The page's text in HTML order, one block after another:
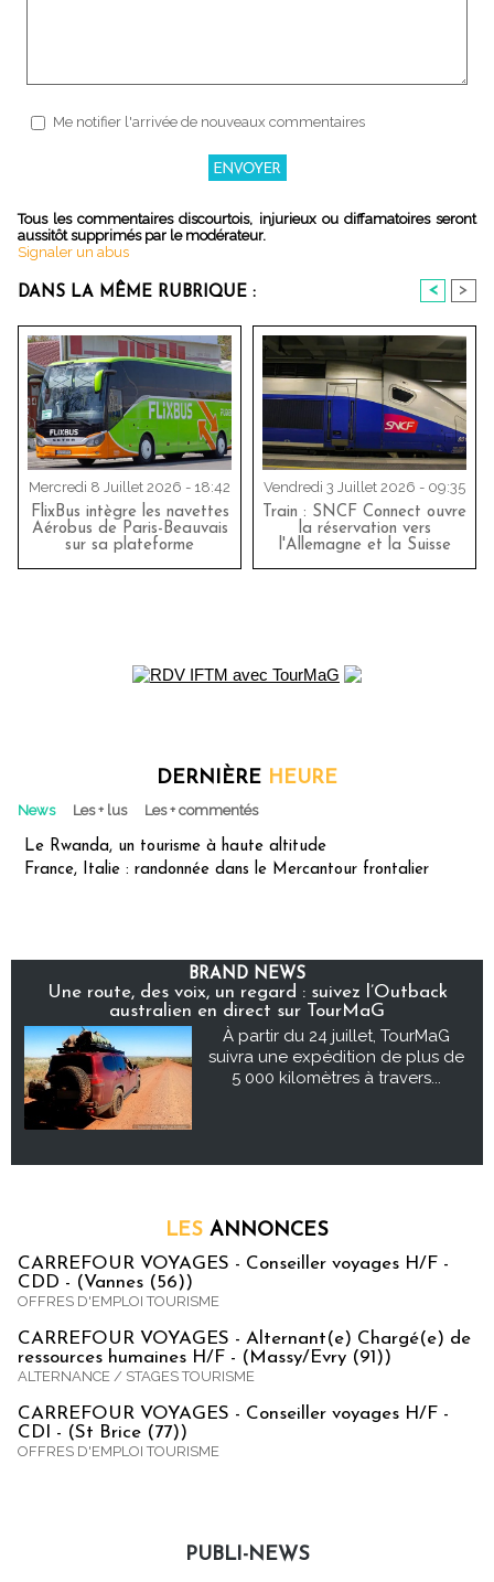
Me notifier l'arrivée de nouveaux commentaires
Tous les commentaires discourtois, injurieux ou diffamatoires seront
aussitôt supprimés par le modérateur.
Signaler un abus
DANS LA MÊME RUBRIQUE : < >
Mercredi 8 Juillet 2026 - 18:42
FlixBus intègre les navettes
Aérobus de Paris-Beauvais
sur sa plateforme
Vendredi 3 Juillet 2026 - 09:35
Train : SNCF Connect ouvre
la réservation vers
l'Allemagne et la Suisse
DERNIÈRE HEURE
News Les + lus Les + commentés
Le Rwanda, un tourisme à haute altitude
France, Italie : randonnée dans le Mercantour frontalier
BRAND NEWS
Une route, des voix, un regard : suivez l’Outback
australien en direct sur TourMaG
À partir du 24 juillet, TourMaG
suivra une expédition de plus de
5 000 kilomètres à travers...
LES ANNONCES
CARREFOUR VOYAGES - Conseiller voyages H/F -
CDD - (Vannes (56))
OFFRES D'EMPLOI TOURISME
CARREFOUR VOYAGES - Alternant(e) Chargé(e) de
ressources humaines H/F - (Massy/Evry (91))
ALTERNANCE / STAGES TOURISME
CARREFOUR VOYAGES - Conseiller voyages H/F -
CDI - (St Brice (77))
OFFRES D'EMPLOI TOURISME
PUBLI-NEWS